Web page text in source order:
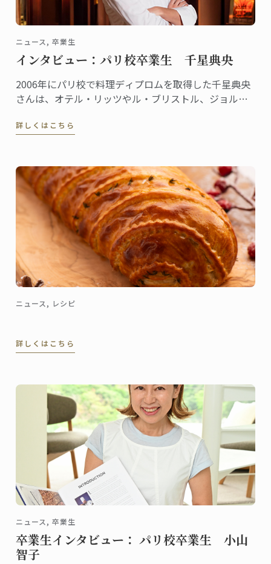
ニュース, 卒業生
インタビュー：パリ校卒業生 千星典央
2006年にパリ校で料理ディプロムを取得した千星典央
さんは、オテル・リッツやル・ブリストル、ジョルジ
の高級リゾート、ヘビチホテル＆リゾートのエグゼク
詳しくはこちら
ニュース, レシピ
詳しくはこちら
ニュース, 卒業生
卒業生インタビュー： パリ校卒業生 小山
智子